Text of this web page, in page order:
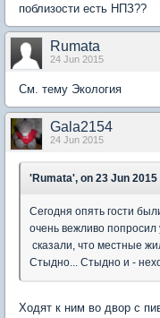
поблизости есть НПЗ??
Rumata
24 Jun 2015
См. тему Экология
Gala2154
24 Jun 2015
'Rumata', on 23 Jun 2015
Сегодня опять гости
очень вежливо
сказали, что местные
Стыдно... Стыдно и -
Ходят к ним во двор с